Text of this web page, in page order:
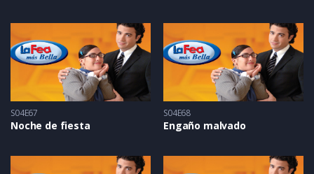
S04E67
Noche de fiesta
S04E68
Engaño malvado